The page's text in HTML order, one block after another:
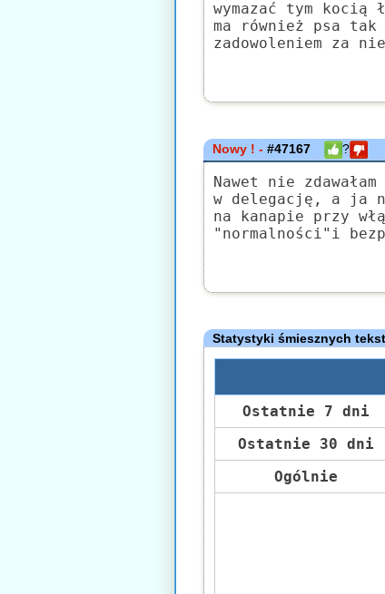
wymazać tym
ma również psa
zadowoleniem za
Nowy ! -#47167 ?
Nawet nie
w delegację, a ja
na kanapie przy
"normalności"i
Statystyki śmiesznych
Ostatnie 7 dni
Ostatnie 30 dni
Ogólnie